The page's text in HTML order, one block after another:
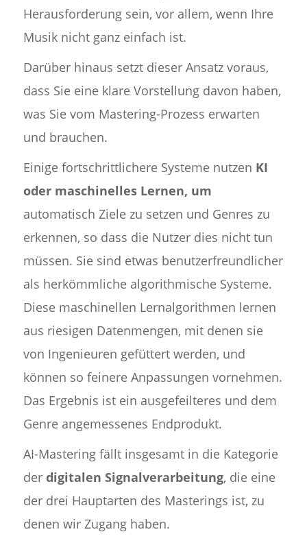
Herausforderung sein, vor allem, wenn Ihre
Musik nicht ganz einfach ist.
Darüber hinaus setzt dieser Ansatz voraus,
dass Sie eine klare Vorstellung davon haben,
was Sie vom Mastering-Prozess erwarten
und brauchen.
Einige fortschrittlichere Systeme nutzen KI
oder maschinelles Lernen, um
automatisch Ziele zu setzen und Genres zu
erkennen, so dass die Nutzer dies nicht tun
müssen. Sie sind etwas benutzerfreundlicher
als herkömmliche algorithmische Systeme.
Diese maschinellen Lernalgorithmen lernen
aus riesigen Datenmengen, mit denen sie
von Ingenieuren gefüttert werden, und
können so feinere Anpassungen vornehmen.
Das Ergebnis ist ein ausgefeilteres und dem
Genre angemessenes Endprodukt.
AI-Mastering fällt insgesamt in die Kategorie
der digitalen Signalverarbeitung, die eine
der drei Hauptarten des Masterings ist, zu
denen wir Zugang haben.